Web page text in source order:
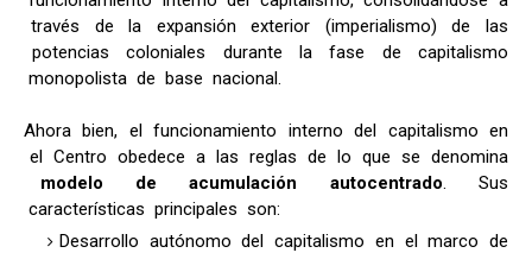
través de la expansión exterior (imperialismo) de las
potencias coloniales durante la fase de capitalismo
monopolista de base nacional.
Ahora bien, el funcionamiento interno del capitalismo en
el Centro obedece a las reglas de lo que se denomina
modelo de acumulación autocentrado. Sus
características principales son:
Desarrollo autónomo del capitalismo en el marco de